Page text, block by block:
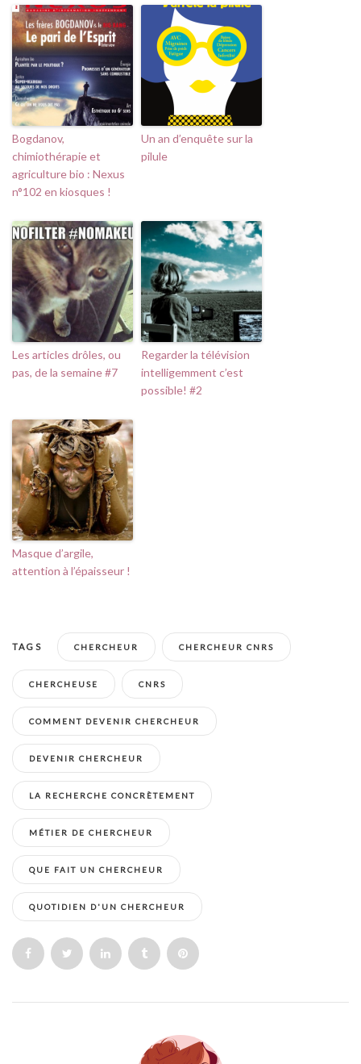
Bogdanov,
chimiothérapie et
agriculture bio : Nexus
n°102 en kiosques !
Un an d’enquête sur la
pilule
Les articles drôles, ou
pas, de la semaine #7
Regarder la télévision
intelligemment c’est
possible! #2
Masque d’argile,
attention à l’épaisseur !
TAGS CHERCHEUR CHERCHEUR CNRS
CHERCHEUSE CNRS
COMMENT DEVENIR CHERCHEUR
DEVENIR CHERCHEUR
LA RECHERCHE CONCRÈTEMENT
MÉTIER DE CHERCHEUR
QUE FAIT UN CHERCHEUR
QUOTIDIEN D'UN CHERCHEUR